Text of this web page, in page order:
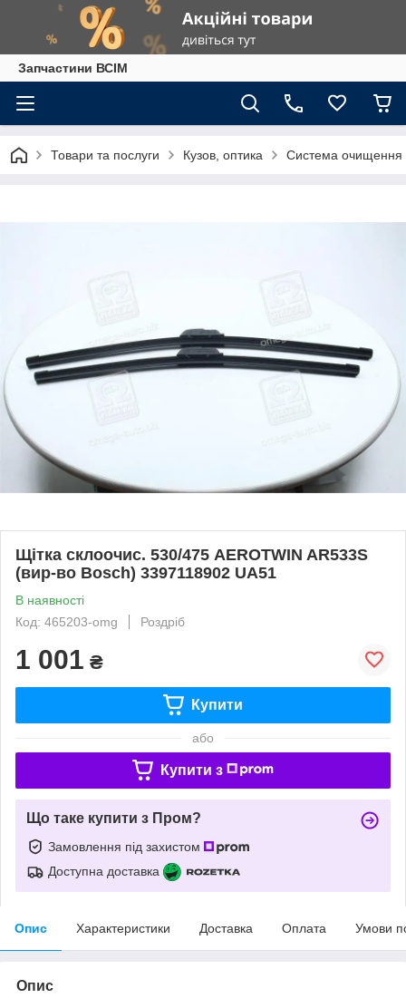
Запчастини ВСІМ
Товари та послуги Кузов, оптика Система очищення
Щітка склоочис. 530/475 AEROTWIN AR533S
(вир-во Bosch) 3397118902 UA51
В наявності
Код: 465203-omg
Роздріб
1 001 ₴
Купити
або
Купити з
Що таке купити з Пром?
Замовлення під захистом
Доступна доставка
Опис Характеристики Доставка Оплата Умови
Опис